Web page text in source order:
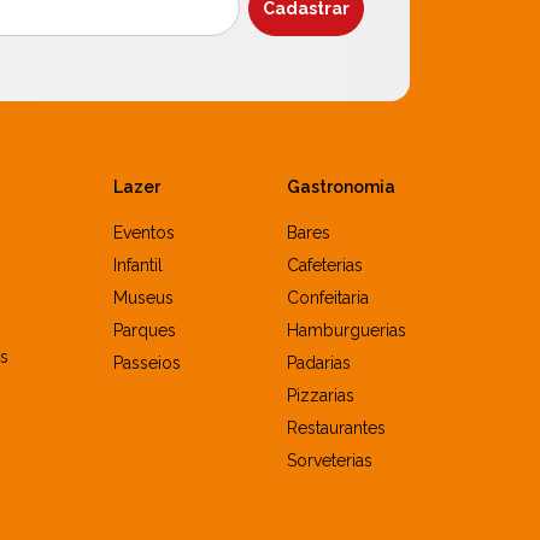
Lazer
Eventos
Infantil
Museus
Parques
Passeios
Gastronomia
Bares
Cafeterias
Confeitaria
Hamburguerias
Padarias
Pizzarias
Restaurantes
Sorveterias